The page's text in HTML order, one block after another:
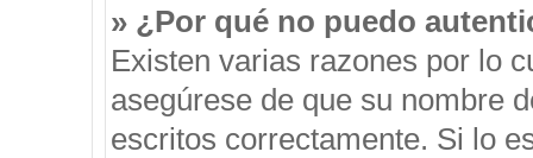
» ¿Por qué no puedo
Existen varias razones por lo
asegúrese de que su nombre
escritos correctamente. Si lo